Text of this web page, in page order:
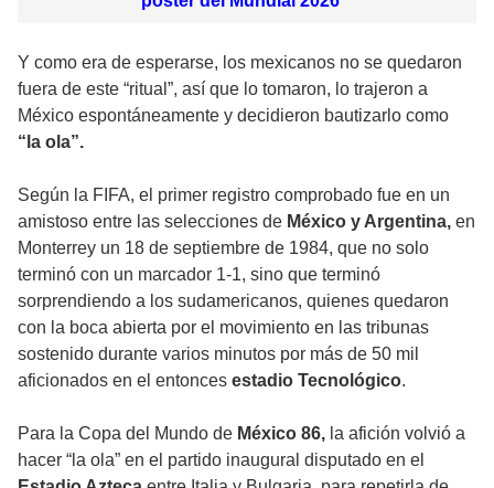
Y como era de esperarse, los mexicanos no se quedaron
fuera de este “ritual”, así que lo tomaron, lo trajeron a
México espontáneamente y decidieron bautizarlo como
“la ola”.
Según la FIFA, el primer registro comprobado fue en un
amistoso entre las selecciones de México y Argentina, en
Monterrey un 18 de septiembre de 1984, que no solo
terminó con un marcador 1-1, sino que terminó
sorprendiendo a los sudamericanos, quienes quedaron
con la boca abierta por el movimiento en las tribunas
sostenido durante varios minutos por más de 50 mil
aficionados en el entonces estadio Tecnológico.
Para la Copa del Mundo de México 86, la afición volvió a
hacer “la ola” en el partido inaugural disputado en el